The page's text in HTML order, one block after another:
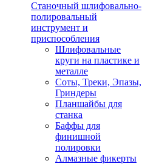
Станочный шлифовально-
полировальный
инструмент и
приспособления
Шлифовальные
круги на пластике и
металле
Соты, Треки, Эпазы,
Гриндеры
Планшайбы для
станка
Баффы для
финишной
полировки
Алмазные фикерты